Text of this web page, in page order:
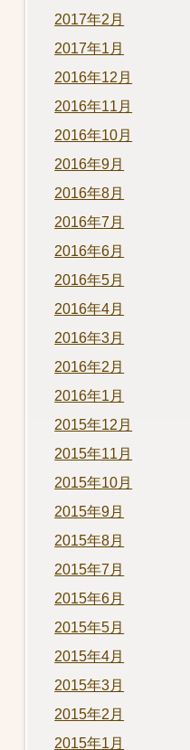
2017年2月
2017年1月
2016年12月
2016年11月
2016年10月
2016年9月
2016年8月
2016年7月
2016年6月
2016年5月
2016年4月
2016年3月
2016年2月
2016年1月
2015年12月
2015年11月
2015年10月
2015年9月
2015年8月
2015年7月
2015年6月
2015年5月
2015年4月
2015年3月
2015年2月
2015年1月